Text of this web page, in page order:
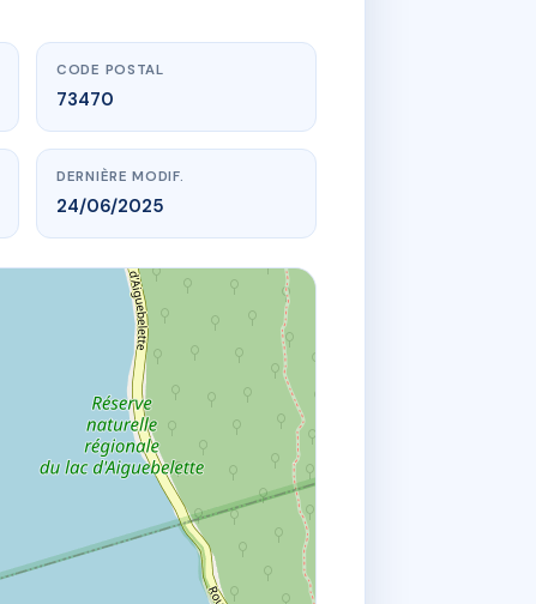
CODE POSTAL
73470
DERNIÈRE MODIF.
24/06/2025